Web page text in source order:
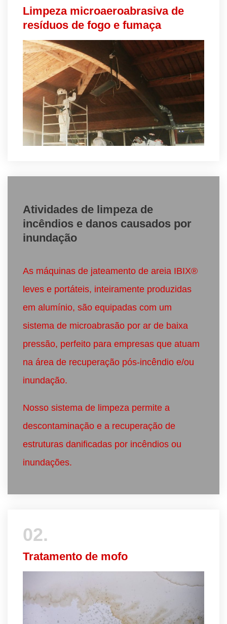
Limpeza microaeroabrasiva de
resíduos de fogo e fumaça
Atividades de limpeza de
incêndios e danos causados por
inundação
As máquinas de jateamento de areia IBIX®
leves e portáteis, inteiramente produzidas
em alumínio, são equipadas com um
sistema de microabrasão por ar de baixa
pressão, perfeito para empresas que atuam
na área de recuperação pós-incêndio e/ou
inundação.
Nosso sistema de limpeza permite a
descontaminação e a recuperação de
estruturas danificadas por incêndios ou
inundações.
02.
Tratamento de mofo